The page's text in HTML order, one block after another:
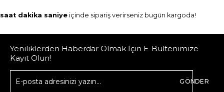
saat dakika saniye içinde sipariş verirseniz bugün kargoda!
Yeniliklerden Haberdar Olmak İçin E-Bültenimize
Kayıt Olun!
GÖNDER